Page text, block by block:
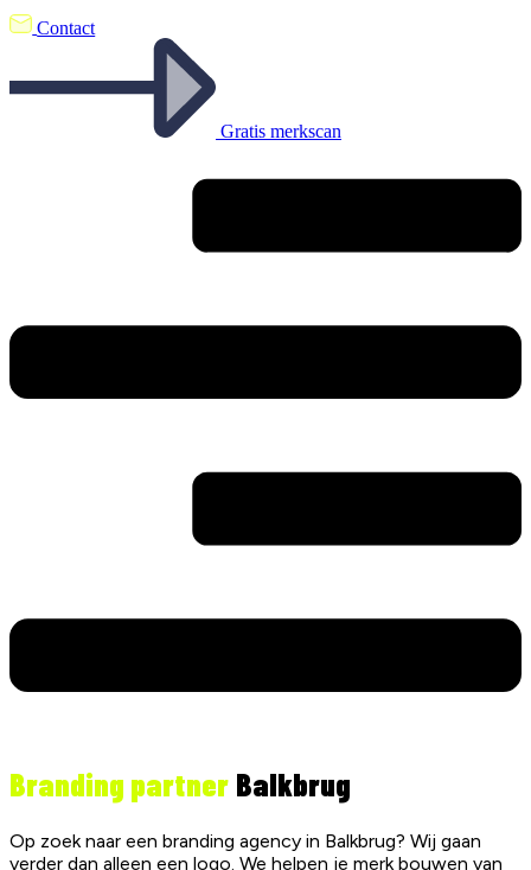
Contact
Gratis merkscan
Branding partner Balkbrug
Op zoek naar een branding agency in Balkbrug? Wij gaan
verder dan alleen een logo. We helpen je merk bouwen van